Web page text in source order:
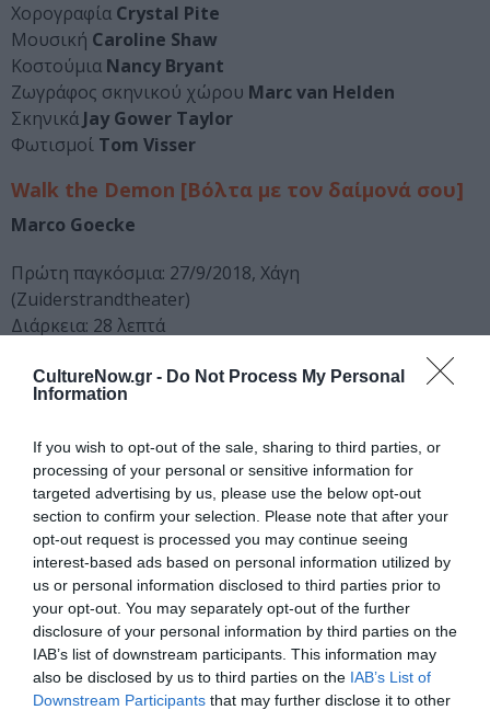
CultureNow.gr - Do Not Process My Personal
Information
If you wish to opt-out of the sale, sharing to third parties, or
processing of your personal or sensitive information for
targeted advertising by us, please use the below opt-out
section to confirm your selection. Please note that after your
opt-out request is processed you may continue seeing
interest-based ads based on personal information utilized by
us or personal information disclosed to third parties prior to
your opt-out. You may separately opt-out of the further
disclosure of your personal information by third parties on the
IAB’s list of downstream participants. This information may
also be disclosed by us to third parties on the IAB’s List of
Downstream Participants that may further disclose it to other
Χορογραφία Crystal Pite
Μουσική Caroline Shaw
Κοστούμια Nancy Bryant
Ζωγράφος σκηνικού χώρου Marc van Helden
Σκηνικά Jay Gower Taylor
Φωτισμοί Tom Visser
Walk the Demon [Βόλτα με τον δαίμονά σου]
Marco Goecke
Πρώτη παγκόσμια: 27/9/2018, Χάγη
(Zuiderstrandtheater)
Διάρκεια: 28 λεπτά
Στο επίκεντρο του νέου έργου του Γερμανού Μάρκο
Γκαίκε, συνεργάτη-χορογράφου του NDT από το 2013,
δίνει «φωνή» στην κίνηση και η επιθυμία να ενισχυθεί
η φωνή αυτή μέσα από άλλες φωνές. Τα ορχηστρικά
έργα του Τσέχου Πάβελ Χάας και του Φινλανδού Περ
Χέντρικ Νόρντγκρεν συναντούν τον ήχο καλλιτεχνών
σπάνιας εσωτερικότητας (Antony and the Johnsons),
αλλά και τη φωνή των ίδιων των χορευτών που
ψιθυρίζουν, ουρλιάζουν, στριγκλίζουν, βρίζουν επί
σκηνής, χάνοντας έτσι την αφηρημένη τους διάσταση
και αγκαλιάζοντας ακόμη περισσότερο την ανθρώπινη
υπόστασή τους.